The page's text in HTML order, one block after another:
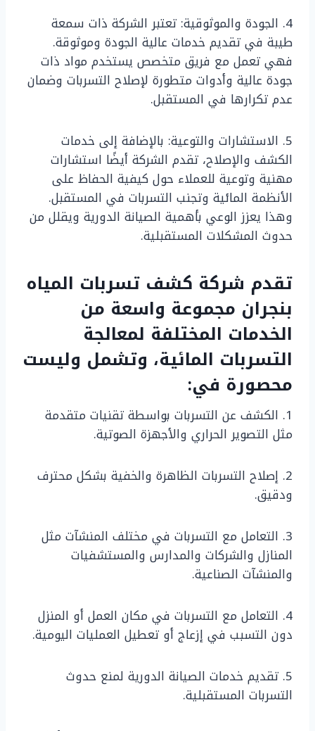
4. الجودة والموثوقية: تعتبر الشركة ذات سمعة
طيبة في تقديم خدمات عالية الجودة وموثوقة.
فهي تعمل مع فريق متخصص يستخدم مواد ذات
جودة عالية وأدوات متطورة لإصلاح التسربات وضمان
عدم تكرارها في المستقبل.
5. الاستشارات والتوعية: بالإضافة إلى خدمات
الكشف والإصلاح، تقدم الشركة أيضًا استشارات
مهنية وتوعية للعملاء حول كيفية الحفاظ على
الأنظمة المائية وتجنب التسربات في المستقبل.
وهذا يعزز الوعي بأهمية الصيانة الدورية ويقلل من
حدوث المشكلات المستقبلية.
تقدم شركة كشف تسربات المياه
بنجران مجموعة واسعة من
الخدمات المختلفة لمعالجة
التسربات المائية، وتشمل وليست
محصورة في:
1. الكشف عن التسربات بواسطة تقنيات متقدمة
مثل التصوير الحراري والأجهزة الصوتية.
2. إصلاح التسربات الظاهرة والخفية بشكل محترف
ودقيق.
3. التعامل مع التسربات في مختلف المنشآت مثل
المنازل والشركات والمدارس والمستشفيات
والمنشآت الصناعية.
4. التعامل مع التسربات في مكان العمل أو المنزل
دون التسبب في إزعاج أو تعطيل العمليات اليومية.
5. تقديم خدمات الصيانة الدورية لمنع حدوث
التسربات المستقبلية.